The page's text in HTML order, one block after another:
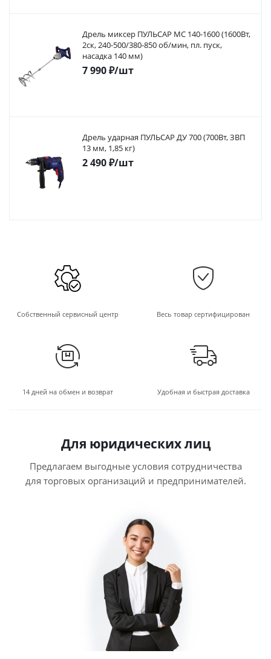
Дрель миксер ПУЛЬСАР МС 140-1600 (1600Вт,
2ск, 240-500/380-850 об/мин, пл. пуск,
насадка 140 мм)
7 990₽/шт
Дрель ударная ПУЛЬСАР ДУ 700 (700Вт, ЗВП
13 мм, 1,85 кг)
2 490₽/шт
Собственный сервисный центр Весь товар сертифицирован
14 дней на обмен и возврат Удобная и быстрая доставка
Для юридических лиц
Предлагаем выгодные условия сотрудничества
для торговых организаций и предпринимателей.